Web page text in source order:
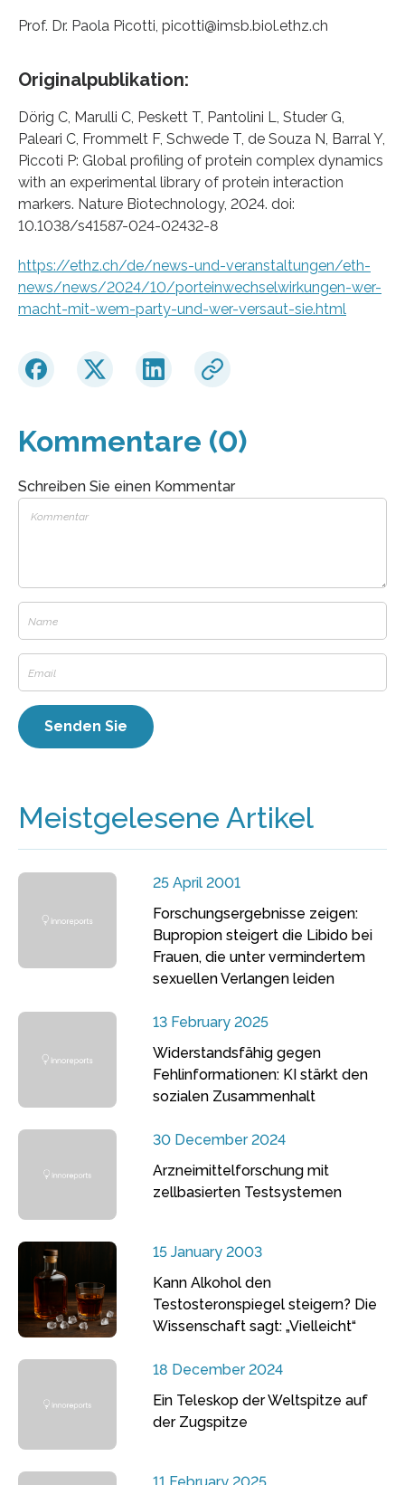
Prof. Dr. Paola Picotti, picotti@imsb.biol.ethz.ch
Originalpublikation:
Dörig C, Marulli C, Peskett T, Pantolini L, Studer G,
Paleari C, Frommelt F, Schwede T, de Souza N, Barral Y,
Piccoti P: Global profiling of protein complex dynamics
with an experimental library of protein interaction
markers. Nature Biotechnology, 2024. doi:
10.1038/s41587-024-02432-8
https://ethz.ch/de/news-und-veranstaltungen/eth-
news/news/2024/10/porteinwechselwirkungen-wer-
macht-mit-wem-party-und-wer-versaut-sie.html
Kommentare (0)
Schreiben Sie einen Kommentar
Meistgelesene Artikel
25 April 2001
Forschungsergebnisse zeigen:
Bupropion steigert die Libido bei
Frauen, die unter vermindertem
sexuellen Verlangen leiden
13 February 2025
Widerstandsfähig gegen
Fehlinformationen: KI stärkt den
sozialen Zusammenhalt
30 December 2024
Arzneimittelforschung mit
zellbasierten Testsystemen
15 January 2003
Kann Alkohol den
Testosteronspiegel steigern? Die
Wissenschaft sagt: „Vielleicht“
18 December 2024
Ein Teleskop der Weltspitze auf
der Zugspitze